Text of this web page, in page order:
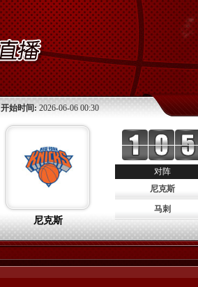
开始时间: 2026-06-06 00:30
尼克斯
对阵
尼克斯
马刺